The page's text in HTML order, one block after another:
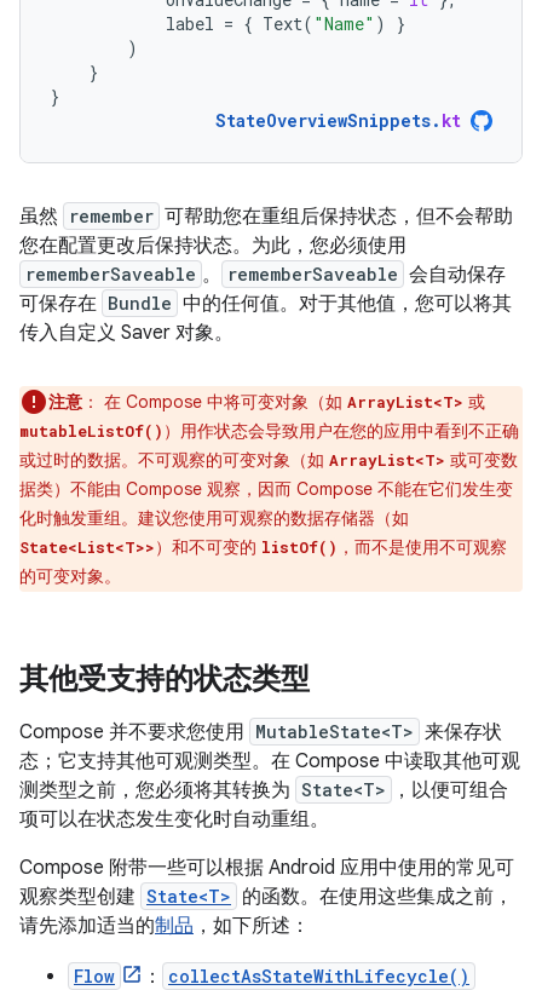
label = { Text( "Name" )
}
)
}
}
StateOverviewSnippets. kt
虽然 remember 可帮助您在重组后保持状态，但不会帮助
您在配置更改后保持状态。为此，您必须使用
rememberSaveable 。 rememberSaveable 会自动保存
可保存在 Bundle 中的任何值。对于其他值，您可以将其
传入自定义 Saver 对象。
注意 ： 在 Compose 中将可变对象（如 ArrayList<T> 或
mutableListOf() ）用作状态会导致用户在您的应用中看到不正确
或过时的数据。不可观察的可变对象（如 ArrayList<T> 或可变数
据类）不能由 Compose 观察，因而 Compose 不能在它们发生变
化时触发重组。建议您使用可观察的数据存储器（如
State<List<T>>）和不可变的 listOf() ，而不是使用不可观察
的可变对象。
其他受支持的状态类型
Compose 并不要求您使用 MutableState<T> 来保存状
态；它支持其他可观测类型。在 Compose 中读取其他可观
测类型之前，您必须将其转换为 State<T>
，以便可组合
项可以在状态发生变化时自动重组。
Compose 附带一些可以根据 Android 应用中使用的常见可
观察类型创建 State<T> 的函数。在使用这些集成之前，
请先添加适当的制品 ，如下所述：
Flow ：
collectAsStateWithLifecycle()